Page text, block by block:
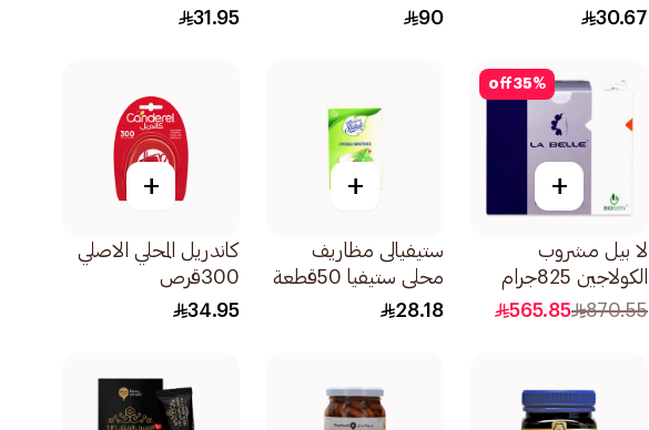
30.67
90
454جرام
31.95
35%
off
+
لا بيل مشروب
الكولاجين 825جرام
870.55
565.85
+
ستيفيالى مظاريف
محلي ستيفيا 50قطعة
28.18
+
كاندريل المحلي الاصلي
300قرص
34.95